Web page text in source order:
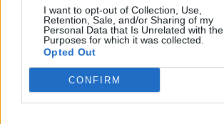
I want to opt-out of Collection, Use,
Retention, Sale, and/or Sharing of my
Personal Data that Is Unrelated with the
Purposes for which it was collected.
Opted Out
CONFIRM